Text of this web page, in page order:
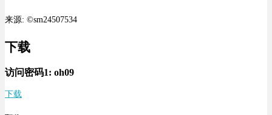
来源: ©sm24507534
下载
访问密码1: oh09
下载